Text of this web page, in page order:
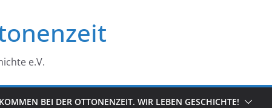
e.V.
BEI DER OTTONENZEIT. WIR LEBEN GESCHICHTE!